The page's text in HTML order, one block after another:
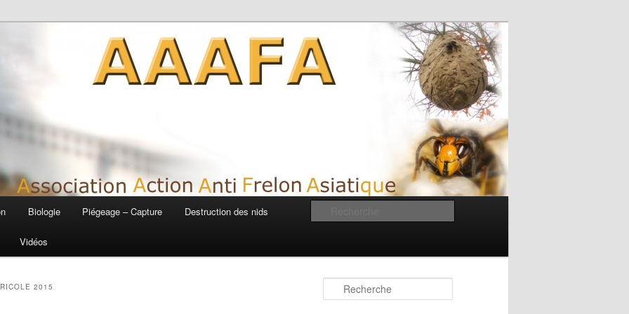
Biologie Piégeage – Capture Destruction des nids
Vidéos
2015 Recherche